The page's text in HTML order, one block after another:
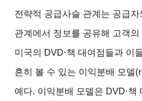
전략적 공급사슬 관계는 공급
관계에서 정보를 공유해 고객
미국의 DVD·책 대여점들과 이
흔히 볼 수 있는 이익분배 모델
예다. 이익분배 모델은 DVD·